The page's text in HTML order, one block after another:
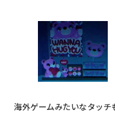
海外ゲームみたいなタッ